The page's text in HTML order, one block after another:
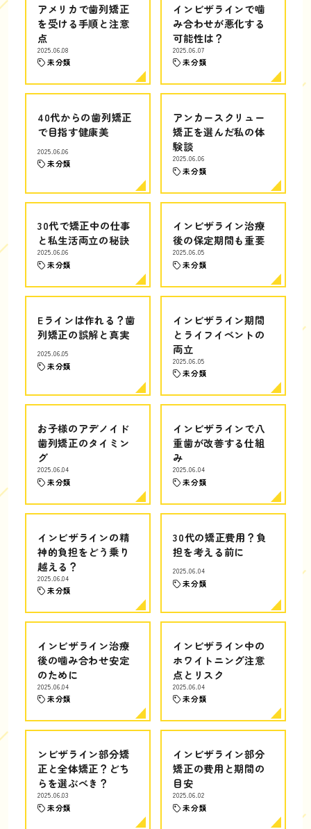
アメリカで歯列矯正
を受ける手順と注意
点
2025.06.08
未分類
インビザラインで噛
み合わせが悪化する
可能性は？
2025.06.07
未分類
40代からの歯列矯正
で目指す健康美
2025.06.06
未分類
アンカースクリュー
矯正を選んだ私の体
験談
2025.06.06
未分類
30代で矯正中の仕事
と私生活両立の秘訣
2025.06.06
未分類
インビザライン治療
後の保定期間も重要
2025.06.05
未分類
Eラインは作れる？歯
列矯正の誤解と真実
2025.06.05
未分類
インビザライン期間
とライフイベントの
両立
2025.06.05
未分類
お子様のアデノイド
歯列矯正のタイミン
グ
2025.06.04
未分類
インビザラインで八
重歯が改善する仕組
み
2025.06.04
未分類
インビザラインの精
神的負担をどう乗り
越える？
2025.06.04
未分類
30代の矯正費用？負
担を考える前に
2025.06.04
未分類
インビザライン治療
後の噛み合わせ安定
のために
2025.06.04
未分類
インビザライン中の
ホワイトニング注意
点とリスク
2025.06.04
未分類
ンビザライン部分矯
正と全体矯正？どち
らを選ぶべき？
2025.06.03
未分類
インビザライン部分
矯正の費用と期間の
目安
2025.06.02
未分類